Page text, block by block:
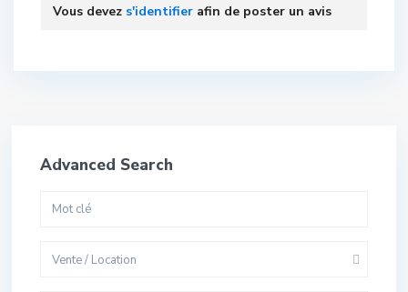
Vous devez s'identifier afin de poster un avis
Advanced Search
Vente / Location